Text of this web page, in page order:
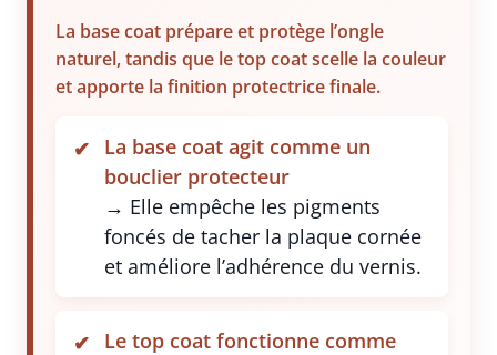
La base coat prépare et protège l’ongle
naturel, tandis que le top coat scelle la couleur
et apporte la finition protectrice finale.
La base coat agit comme un
bouclier protecteur
→ Elle empêche les pigments
foncés de tacher la plaque cornée
et améliore l’adhérence du vernis.
Le top coat fonctionne comme